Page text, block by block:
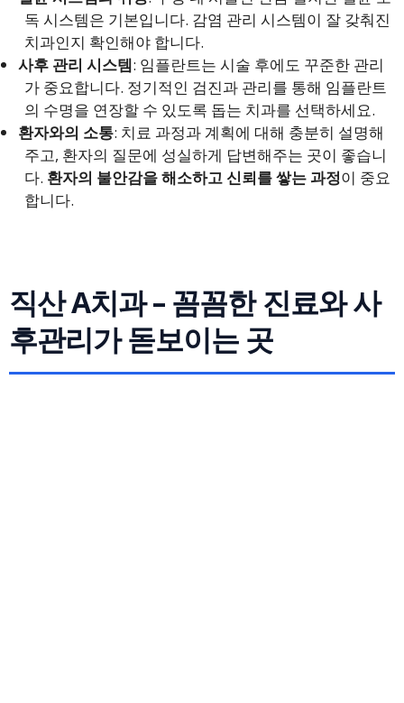
독 시스템은 기본입니다. 감염 관리 시스템이 잘 갖춰진
치과인지 확인해야 합니다.
사후 관리 시스템: 임플란트는 시술 후에도 꾸준한 관리
가 중요합니다. 정기적인 검진과 관리를 통해 임플란트
의 수명을 연장할 수 있도록 돕는 치과를 선택하세요.
환자와의 소통: 치료 과정과 계획에 대해 충분히 설명해
주고, 환자의 질문에 성실하게 답변해주는 곳이 좋습니
다. 환자의 불안감을 해소하고 신뢰를 쌓는 과정이 중요
합니다.
직산 A치과 – 꼼꼼한 진료와 사
후관리가 돋보이는 곳